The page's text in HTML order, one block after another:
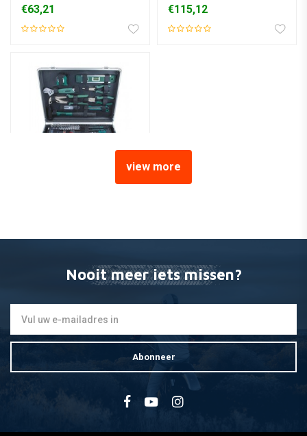
€63,21 €115,12
view more
Nooit meer iets missen?
Abonneer